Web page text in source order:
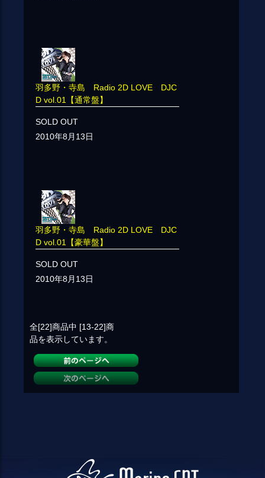
羽多野・寺島 Radio 2D LOVE DJC
D vol.01【通常盤】
SOLD OUT
2010年8月13日
羽多野・寺島 Radio 2D LOVE DJC
D vol.01【豪華盤】
SOLD OUT
2010年8月13日
全[22]商品中 [13-22]商
品を表示しています。